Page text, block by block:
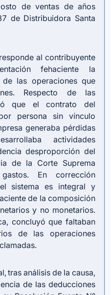
de ventas de años
de Distribuidora Santa
al contribuyente
fehaciente la
las operaciones que
Respecto de las
que el contrato del
persona sin vínculo
generaba pérdidas
actividades
desproporción del
de la Corte Suprema
En corrección
sistema es integral y
de la composición
y no monetarios.
concluyó que faltaban
de las operaciones
tras análisis de la causa,
de las deducciones